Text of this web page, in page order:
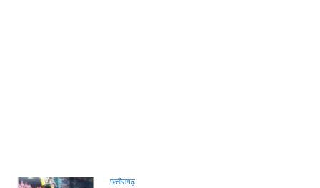
छत्तीसगढ़